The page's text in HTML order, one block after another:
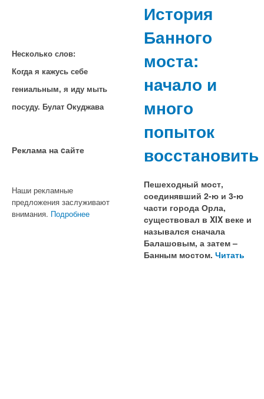
Несколько слов:
Когда я кажусь себе
гениальным, я иду мыть
посуду. Булат Окуджава
Реклама на cайте
Наши рекламные
предложения заслуживают
внимания. Подробнее
История
Банного
моста:
начало и
много
попыток
восстановить
Пешеходный мост,
соединявший 2-ю и 3-ю
части города Орла,
существовал в XIX веке и
назывался сначала
Балашовым, а затем –
Банным мостом. Читать